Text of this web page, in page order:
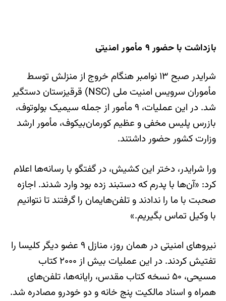
بازداشت با حضور ۹ مأمور امنیتی
شرایدر صبح ۱۳ نوامبر هنگام خروج از منزلش توسط
مأموران سرویس امنیت ملی (NSC) قرقیزستان دستگیر
شد. در این عملیات، ۹ مأمور از جمله سیمیک بولوتوف،
بازرس پلیس مخفی و عظیم کورمان‌بیکوف، مأمور ارشد
وزارت کشور حضور داشتند.
ورا شرایدر، دختر این کشیش، در گفتگو با رسانه‌ها اعلام
کرد: «آن‌ها با پدرم که دستبند زده بود وارد شدند. اجازه
صحبت با ما را ندادند و تلفن‌هایمان را گرفتند تا نتوانیم
با وکیل تماس بگیریم.»
نیروهای امنیتی در همان روز، منازل ۹ عضو دیگر کلیسا را
تفتیش کردند. در این عملیات بیش از ۲۰۰۰ کتاب
مسیحی، ۵۰ نسخه کتاب مقدس، رایانه‌ها، تلفن‌های
همراه و اسناد مالکیت پنج خانه و دو خودرو مصادره شد.